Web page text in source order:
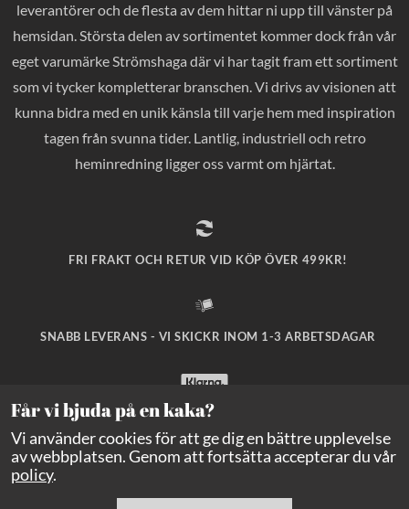
leverantörer och de flesta av dem hittar ni upp till vänster på
hemsidan. Största delen av sortimentet kommer dock från vår
eget varumärke Strömshaga där vi har tagit fram ett sortiment
som vi tycker kompletterar branschen. Vi drivs av visionen att
kunna bidra med en unik känsla till varje hem med inspiration
tagen från svunna tider. Lantlig, industriell och retro
heminredning ligger oss varmt om hjärtat.
FRI FRAKT OCH RETUR VID KÖP ÖVER 499KR!
SNABB LEVERANS - VI SKICKR INOM 1-3 ARBETSDAGAR
SÄKRA BETALNINGAR MED KLARNA CHECKOUT!
Får vi bjuda på en kaka?
Vi använder cookies för att ge dig en bättre upplevelse
av webbplatsen. Genom att fortsätta accepterar du vår
policy.